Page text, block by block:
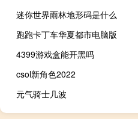
迷你世界雨林地形码是什么
跑跑卡丁车华夏都市电脑版
4399游戏盒能开黑吗
csol新角色2022
元气骑士几波